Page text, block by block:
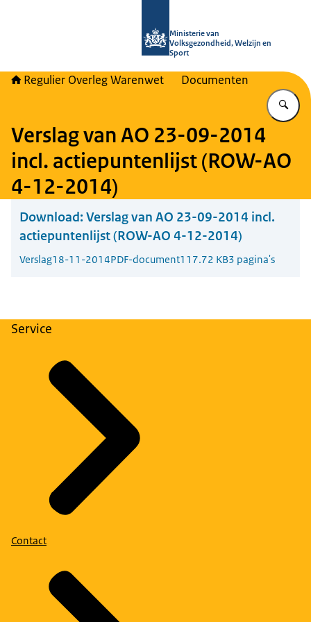
Ministerie van
Volksgezondheid, Welzijn en
Sport
Regulier Overleg Warenwet Documenten
Verslag van AO 23-09-2014
incl. actiepuntenlijst (ROW-AO
4-12-2014)
Download: Verslag van AO 23-09-2014 incl.
actiepuntenlijst (ROW-AO 4-12-2014)
Verslag18-11-2014PDF-document117.72 KB3 pagina's
Service
Contact